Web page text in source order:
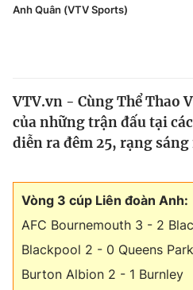
Thế giới
Thế giới đó đây
Câu chuyện quốc tế
Tài chính
Góc doanh nghiệp
Dữ liệu và đời sống
Truyền hình
Đời sống
Anh Quân (VTV Sports)
VTV.vn - Cùng Thể Thao
của những trận đấu tại
diễn ra đêm 25, rạng
Vòng 3 cúp Liên đoàn Anh:
AFC Bournemouth 3 - 2
Blackpool 2 - 0 Queens
Burton Albion 2 - 1 Burnley